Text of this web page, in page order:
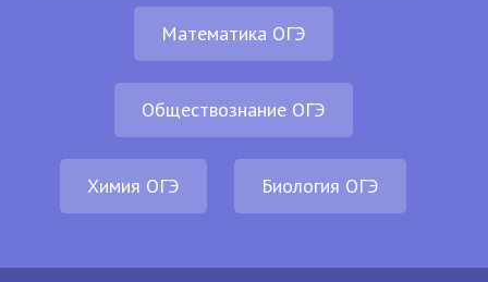
Математика ОГЭ
Обществознание ОГЭ
Химия ОГЭ Биология ОГЭ